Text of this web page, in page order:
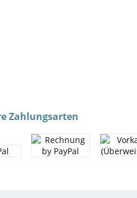
Zahlungsarten